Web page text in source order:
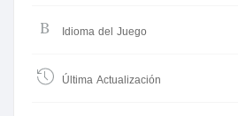
Idioma del Juego
Última Actualización